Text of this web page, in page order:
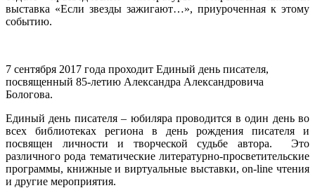
выставка «Если звезды зажигают…», приуроченная к этому
событию.
7 сентября 2017 года проходит Единый день писателя,
посвященный 85-летию Александра Александровича
Бологова.
Единый день писателя – юбиляра проводится в один день во
всех библиотеках региона в день рождения писателя и
посвящен личности и творческой судьбе автора. Это
различного рода тематические литературно-просветительские
программы, книжные и виртуальные выставки, on-line чтения
и другие мероприятия.